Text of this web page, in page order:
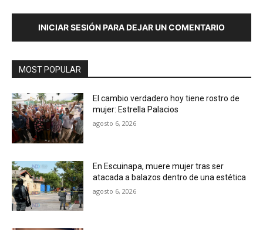
INICIAR SESIÓN PARA DEJAR UN COMENTARIO
MOST POPULAR
El cambio verdadero hoy tiene rostro de
mujer: Estrella Palacios
agosto 6, 2026
En Escuinapa, muere mujer tras ser
atacada a balazos dentro de una estética
agosto 6, 2026